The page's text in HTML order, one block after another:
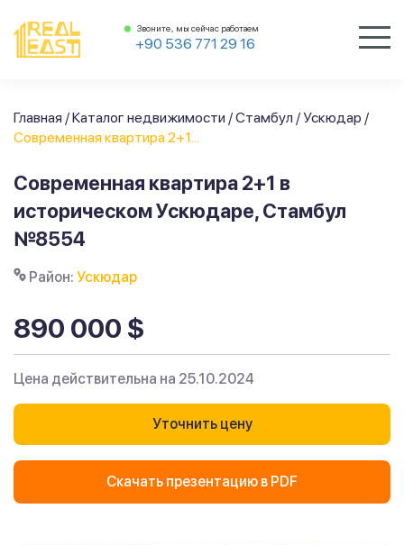
Звоните, мы сейчас работаем
+90 536 771 29 16
Главная /Каталог недвижимости /Стамбул /Ускюдар /
Современная квартира 2+1...
Современная квартира 2+1 в
историческом Ускюдаре, Стамбул
№8554
Район: Ускюдар
890 000 $
Цена действительна на 25.10.2024
Уточнить цену
Скачать презентацию в PDF